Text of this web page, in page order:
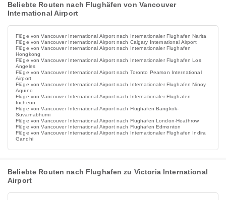
Beliebte Routen nach Flughäfen von Vancouver
International Airport
Flüge von Vancouver International Airport nach Internationaler Flughafen Narita
Flüge von Vancouver International Airport nach Calgary International Airport
Flüge von Vancouver International Airport nach Internationaler Flughafen
Hongkong
Flüge von Vancouver International Airport nach Internationaler Flughafen Los
Angeles
Flüge von Vancouver International Airport nach Toronto Pearson International
Airport
Flüge von Vancouver International Airport nach Internationaler Flughafen Ninoy
Aquino
Flüge von Vancouver International Airport nach Internationaler Flughafen
Incheon
Flüge von Vancouver International Airport nach Flughafen Bangkok-
Suvarnabhumi
Flüge von Vancouver International Airport nach Flughafen London-Heathrow
Flüge von Vancouver International Airport nach Flughafen Edmonton
Flüge von Vancouver International Airport nach Internationaler Flughafen Indira
Gandhi
Beliebte Routen nach Flughafen zu Victoria International
Airport